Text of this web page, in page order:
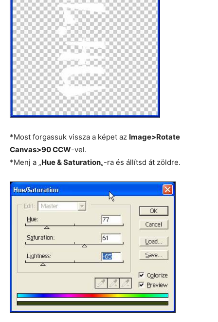
*Most forgassuk vissza a képet az Image>Rotate
Canvas>90 CCW-vel.
*Menj a „Hue & Saturation„-ra és állítsd át zöldre.